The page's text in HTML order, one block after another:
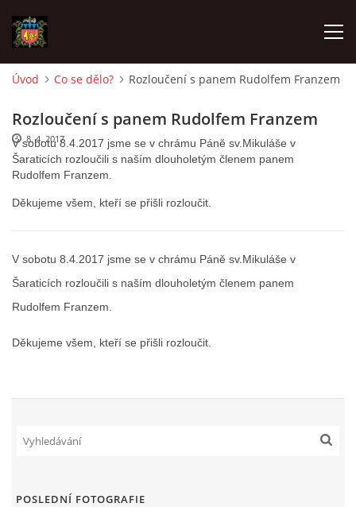
O SBORU
MLADÍ HASIČI
ZÁSAHOVÁ JEDNOTKA
KONTAKT
Úvod Co se dělo? Rozloučení s panem Rudolfem Franzem
Rozloučení s panem Rudolfem Franzem
V sobotu 8.4.2017 jsme se v chrámu Páně sv.Mikuláše v
Šaraticích rozloučili s naším dlouholetým členem panem
Rudolfem Franzem.
Děkujeme všem, kteří se přišli rozloučit.
8. 4. 2017
V sobotu 8.4.2017 jsme se v chrámu Páně sv.Mikuláše v
Šaraticích rozloučili s naším dlouholetým členem panem
Rudolfem Franzem.
Děkujeme všem, kteří se přišli rozloučit.
POSLEDNÍ FOTOGRAFIE